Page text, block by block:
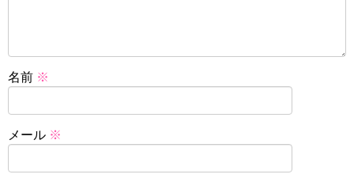
名前 ※
メール ※